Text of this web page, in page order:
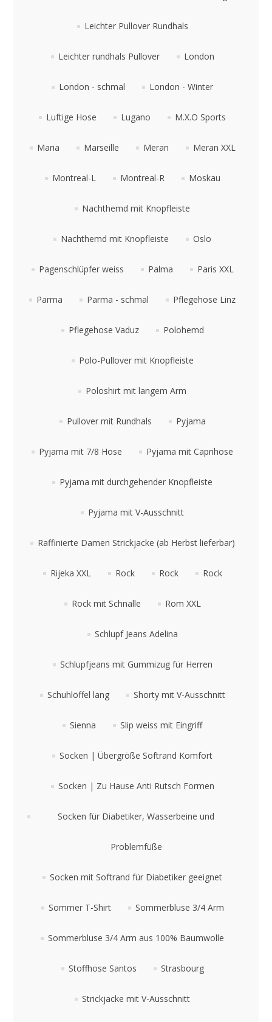
Leichter Pullover Rundhals
Leichter rundhals Pullover London
London - schmal London - Winter
Luftige Hose Lugano M.X.O Sports
Maria Marseille Meran Meran XXL
Montreal-L Montreal-R Moskau
Nachthemd mit Knopfleiste
Nachthemd mit Knopfleiste Oslo
Pagenschlüpfer weiss Palma Paris XXL
Parma Parma - schmal Pflegehose Linz
Pflegehose Vaduz Polohemd
Polo-Pullover mit Knopfleiste
Poloshirt mit langem Arm
Pullover mit Rundhals Pyjama
Pyjama mit 7/8 Hose Pyjama mit Caprihose
Pyjama mit durchgehender Knopfleiste
Pyjama mit V-Ausschnitt
Raffinierte Damen Strickjacke (ab Herbst lieferbar)
Rijeka XXL Rock Rock Rock
Rock mit Schnalle Rom XXL
Schlupf Jeans Adelina
Schlupfjeans mit Gummizug für Herren
Schuhlöffel lang Shorty mit V-Ausschnitt
Sienna Slip weiss mit Eingriff
Socken | Übergröße Softrand Komfort
Socken | Zu Hause Anti Rutsch Formen
Socken für Diabetiker, Wasserbeine und
Problemfüße
Socken mit Softrand für Diabetiker geeignet
Sommer T-Shirt Sommerbluse 3/4 Arm
Sommerbluse 3/4 Arm aus 100% Baumwolle
Stoffhose Santos Strasbourg
Strickjacke mit V-Ausschnitt